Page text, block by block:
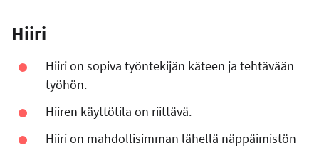
Hiiri
Hiiri on sopiva työntekijän käteen ja tehtävään
työhön.
Hiiren käyttötila on riittävä.
Hiiri on mahdollisimman lähellä näppäimistön